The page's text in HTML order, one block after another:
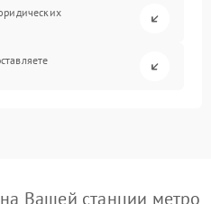
Вашей станции метро